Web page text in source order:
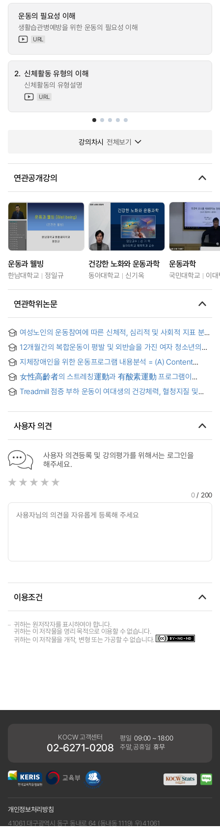
운동의 필요성 이해
생활습관병예방을 위한 운동의 필요성 이해
URL
2. 신체활동 유형의 이해
신체활동의 유형설명
URL
강의차시 전체보기
연관공개강의
운동과 웰빙
한남대학교 정일규
건강한 노화와 운동과학
동아대학교 신기옥
운동과학
국민대학교 이
연관학위논문
여성노인의 운동참여에 따른 신체적, 심리적 및 사회적 지표 분석
social variables in elderly women
12개월간의 복합운동이 평발 및 외반슬을 가진 여자 청소년의
Exercise on Physical Development in Adolescent Girls with
Flat Feet and Genu Valgum
지체장애인을 위한 운동프로그램 내용분석 = (A) Content
Analysis of the Exercise Program for Person with Physical
Disabilities
女性高齡者의 스트레칭運動과 有酸素運動 프로그램이
exercise on health-related physical fitness in older
Treadmill 점증 부하 운동이 여대생의 건강체력, 혈청지질 및
college-aged women
사용자 의견
사용자 의견등록 및 강의평가를 위해서는 로그인을
해주세요.
0/ 200
이용조건
귀하는 원저작자를 표시하여야 합니다.
귀하는 이 저작물을 영리 목적으로 이용할 수 없습니다.
귀하는 이 저작물을 개작, 변형 또는 가공할 수 없습니다.
KOCW 고객센터
02-6271-0208
평일 09:00 ~ 18:00
주말,공휴일 휴무
개인정보처리방침
41061 대구광역시 동구 동내로 64 (동내동 1119) 우)41061